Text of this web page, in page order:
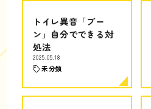
トイレ異音「ブー
ン」自分でできる対
処法
2025.05.18
未分類